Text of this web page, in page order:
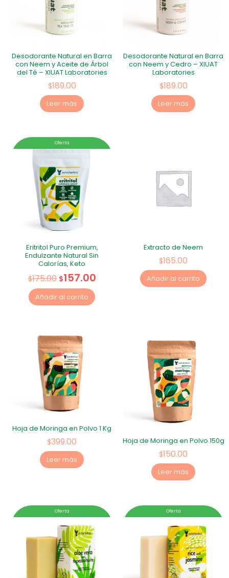
Desodorante Natural en Barra
con Neem y Aceite de Árbol
del Té – XIUAT Laboratories
$189.00
Leer más
Desodorante Natural en Barra
con Neem y Cedro – XIUAT
Laboratories
$189.00
Leer más
Oferta
Eritritol Puro Premium,
Endulzante Natural Sin
Calorías, Keto
$175.00 $157.00
Añadir al carrito
Extracto de Neem
$165.00
Añadir al carrito
Hoja de Moringa en Polvo 1 Kg
$399.00
Leer más
Hoja de Moringa en Polvo 150g
$150.00
Leer más
Oferta Oferta